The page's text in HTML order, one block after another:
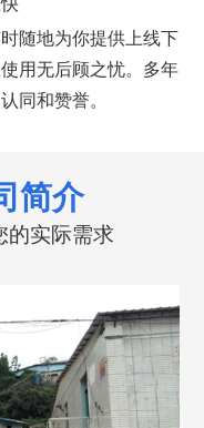
随地为你提供上线下
用无后顾之忧。多年
同和赞誉。
简介
的实际需求